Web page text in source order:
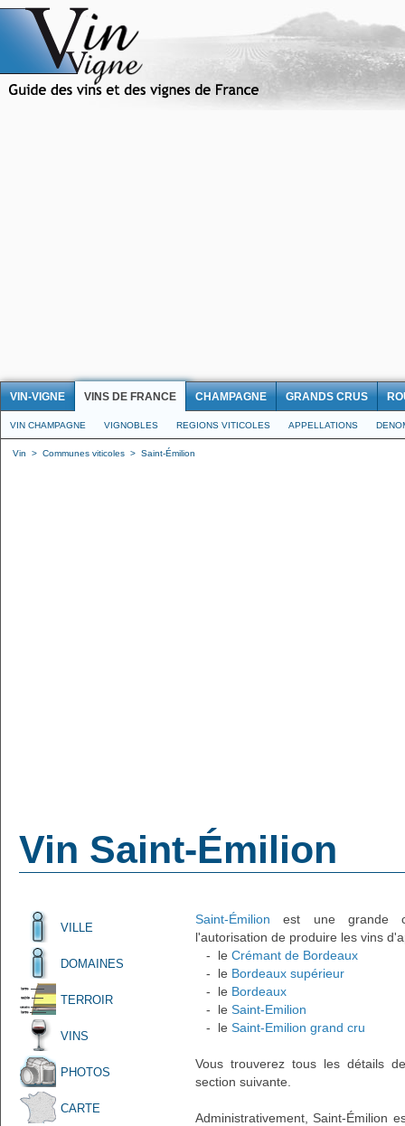
VIN-VIGNE VINS DE FRANCE CHAMPAGNE GRANDS CRUS
VIN CHAMPAGNE VIGNOBLES REGIONS VITICOLES APPELLATIONS
Vin > Communes viticoles > Saint-Émilion
Vin Saint-Émilion
VILLE
DOMAINES
TERROIR
VINS
PHOTOS
CARTE
Saint-Émilion est une grande
l'autorisation de produire les vins
- le Crémant de Bordeaux
- le Bordeaux supérieur
- le Bordeaux
- le Saint-Emilion
- le Saint-Emilion grand cru
Vous trouverez tous les détails
section suivante.
Administrativement, Saint-Émilion